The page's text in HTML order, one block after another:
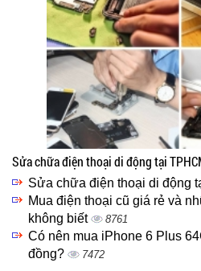
Sửa chữa điện thoại di động tại
Sửa chữa điện thoại di động
Mua điện thoại cũ giá rẻ và
không biết
8761
Có nên mua iPhone 6 Plus
đồng?
7472